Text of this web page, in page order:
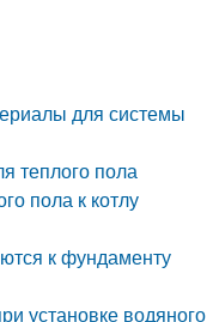
для системы
теплого пола
пола к котлу
к фундаменту
установке водяного